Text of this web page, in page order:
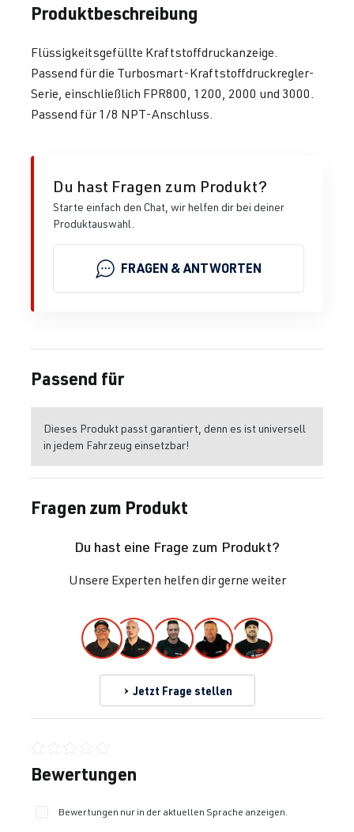
Produktbeschreibung
Flüssigkeitsgefüllte Kraftstoffdruckanzeige.
Passend für die Turbosmart-Kraftstoffdruckregler-
Serie, einschließlich FPR800, 1200, 2000 und 3000.
Passend für 1/8 NPT-Anschluss.
Du hast Fragen zum Produkt?
Starte einfach den Chat, wir helfen dir bei deiner
Produktauswahl.
FRAGEN & ANTWORTEN
Passend für
Dieses Produkt passt garantiert, denn es ist universell
in jedem Fahrzeug einsetzbar!
Fragen zum Produkt
Du hast eine Frage zum Produkt?
Unsere Experten helfen dir gerne weiter
Jetzt Frage stellen
Durchschnittliche Bewertung von 0 von 5 Sternen
Bewertungen
Bewertungen nur in der aktuellen Sprache anzeigen.